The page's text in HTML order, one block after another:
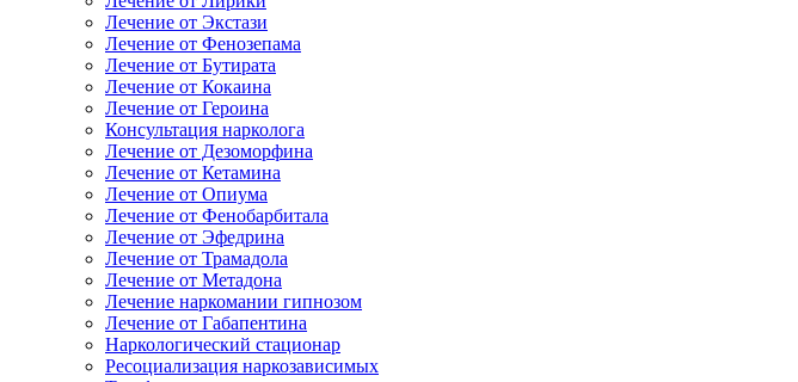
Лечение от Экстази
Лечение от Фенозепама
Лечение от Бутирата
Лечение от Кокаина
Лечение от Героина
Консультация нарколога
Лечение от Дезоморфина
Лечение от Кетамина
Лечение от Опиума
Лечение от Фенобарбитала
Лечение от Эфедрина
Лечение от Трамадола
Лечение от Метадона
Лечение наркомании гипнозом
Лечение от Габапентина
Наркологический стационар
Ресоциализация наркозависимых